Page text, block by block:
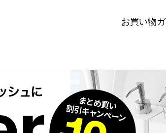
お買い物